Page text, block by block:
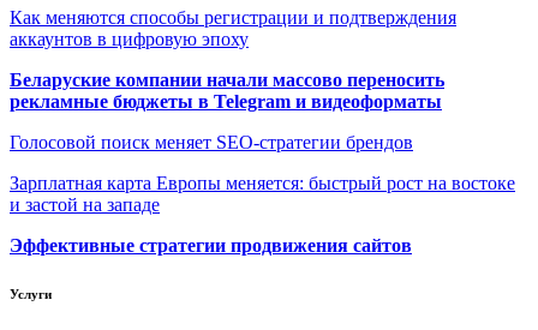
Как меняются способы регистрации и подтверждения
аккаунтов в цифровую эпоху
Беларуские компании начали массово переносить
рекламные бюджеты в Telegram и видеоформаты
Голосовой поиск меняет SEO-стратегии брендов
Зарплатная карта Европы меняется: быстрый рост на востоке
и застой на западе
Эффективные стратегии продвижения сайтов
Услуги